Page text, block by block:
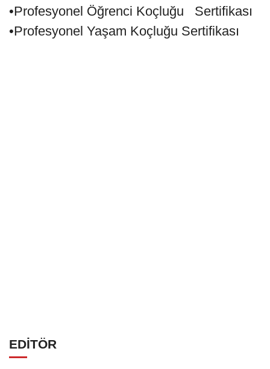
•Profesyonel Öğrenci Koçluğu Sertifikası
•Profesyonel Yaşam Koçluğu Sertifikası
EDİTÖR